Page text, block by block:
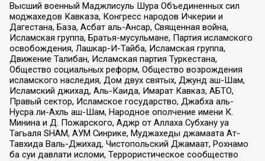
Высший военный Маджлисуль Шура Объединенных сил
моджахедов Кавказа, Конгресс народов Ичкерии и
Дагестана, База, Асбат аль-Ансар, Священная война,
Исламская группа, Братья-мусульмане, Партия исламского
освобождения, Лашкар-И-Тайба, Исламская группа,
Движение Талибан, Исламская партия Туркестана,
Общество социальных реформ, Общество возрождения
исламского наследия, Дом двух святых, Джунд аш-Шам,
Исламский джихад, Аль-Каида, Имарат Кавказ, АБТО,
Правый сектор, Исламское государство, Джабха аль-
Нусра ли-Ахль аш-Шам, Народное ополчение имени К.
Минина и Д. Пожарского, Аджр от Аллаха Субхану уа
Тагьаля SHAM, АУМ Синрике, Муджахеды джамаата Ат-
Тавхида Валь-Джихад, Чистопольский Джамаат, Рохнамо
ба суи давлати исломи, Террористическое сообщество